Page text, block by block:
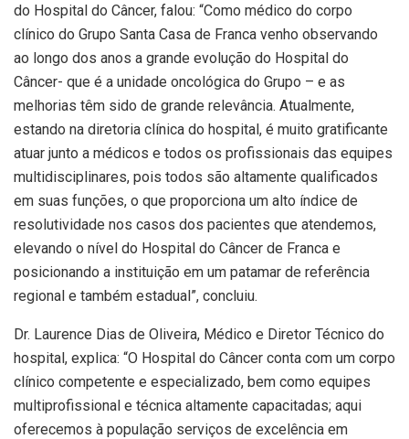
do Hospital do Câncer, falou: “Como médico do corpo
clínico do Grupo Santa Casa de Franca venho observando
ao longo dos anos a grande evolução do Hospital do
Câncer- que é a unidade oncológica do Grupo – e as
melhorias têm sido de grande relevância. Atualmente,
estando na diretoria clínica do hospital, é muito gratificante
atuar junto a médicos e todos os profissionais das equipes
multidisciplinares, pois todos são altamente qualificados
em suas funções, o que proporciona um alto índice de
resolutividade nos casos dos pacientes que atendemos,
elevando o nível do Hospital do Câncer de Franca e
posicionando a instituição em um patamar de referência
regional e também estadual”, concluiu.
Dr. Laurence Dias de Oliveira, Médico e Diretor Técnico do
hospital, explica: “O Hospital do Câncer conta com um corpo
clínico competente e especializado, bem como equipes
multiprofissional e técnica altamente capacitadas; aqui
oferecemos à população serviços de excelência em